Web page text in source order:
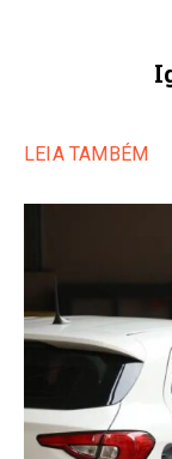
LEIA TAMBÉM